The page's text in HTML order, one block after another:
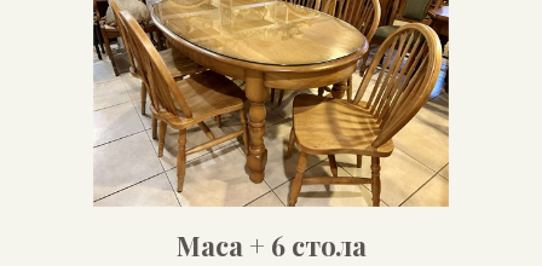
Маса + 6 стола